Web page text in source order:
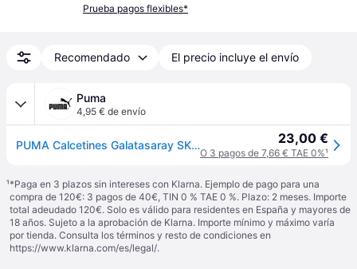
Prueba pagos flexibles*
Recomendado El precio incluye el envío
Puma
4,95 € de envío
PUMA Calcetines Galatasaray SK 25/26 para hombre, Ropa, Rojo, 39-42 23,00 €
O 3 pagos de 7,66 € TAE 0%¹
¹*Paga en 3 plazos sin intereses con Klarna. Ejemplo de pago para una
compra de 120€: 3 pagos de 40€, TIN 0 % TAE 0 %. Plazo: 2 meses. Importe
total adeudado 120€. Solo es válido para residentes en España y mayores de
18 años. Sujeto a la aprobación de Klarna. Importe mínimo y máximo varía
por tienda. Consulta los términos y resto de condiciones en
https://www.klarna.com/es/legal/.